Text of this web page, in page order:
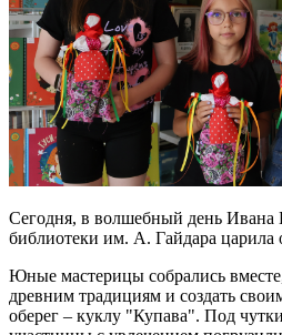
Сегодня, в волшебный день Ивана
библиотеки им. А. Гайдара царила
Юные мастерицы собрались
древним традициям и создать
оберег – куклу "Купава". Под